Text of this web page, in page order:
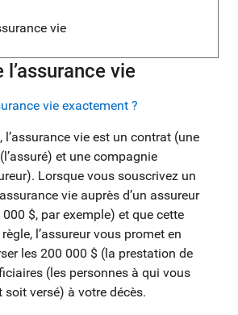
vie
vie
vie exactement ?
l’assurance vie est un contrat (une
et une compagnie
Lorsque vous souscrivez un
vie auprès d’un assureur
$, par exemple) et que cette
l’assureur vous promet en
les 200 000 $ (la prestation de
(les personnes à qui vous
soit versé) à votre décès.